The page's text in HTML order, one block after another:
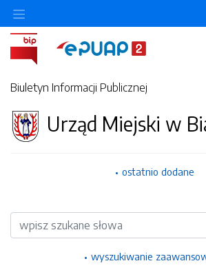
Biuletyn Informacji Publicznej
Urząd Miejski w
ostatnio dodane
Wyszukiwarka
wyszukiwanie